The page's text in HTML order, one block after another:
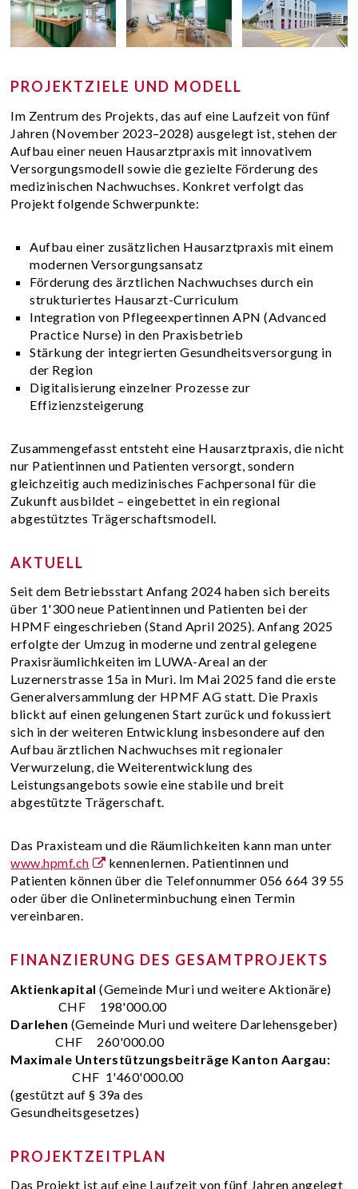
PROJEKTZIELE UND MODELL
Im Zentrum des Projekts, das auf eine Laufzeit von fünf
Jahren (November 2023–2028) ausgelegt ist, stehen der
Aufbau einer neuen Hausarztpraxis mit innovativem
Versorgungsmodell sowie die gezielte Förderung des
medizinischen Nachwuchses. Konkret verfolgt das
Projekt folgende Schwerpunkte:
Aufbau einer zusätzlichen Hausarztpraxis mit einem
modernen Versorgungsansatz
Förderung des ärztlichen Nachwuchses durch ein
strukturiertes Hausarzt-Curriculum
Integration von Pflegeexpertinnen APN (Advanced
Practice Nurse) in den Praxisbetrieb
Stärkung der integrierten Gesundheitsversorgung in
der Region
Digitalisierung einzelner Prozesse zur
Effizienzsteigerung
Zusammengefasst entsteht eine Hausarztpraxis, die nicht
nur Patientinnen und Patienten versorgt, sondern
gleichzeitig auch medizinisches Fachpersonal für die
Zukunft ausbildet – eingebettet in ein regional
abgestütztes Trägerschaftsmodell.
AKTUELL
Seit dem Betriebsstart Anfang 2024 haben sich bereits
über 1'300 neue Patientinnen und Patienten bei der
HPMF eingeschrieben (Stand April 2025). Anfang 2025
erfolgte der Umzug in moderne und zentral gelegene
Praxisräumlichkeiten im LUWA-Areal an der
Luzernerstrasse 15a in Muri. Im Mai 2025 fand die erste
Generalversammlung der HPMF AG statt. Die Praxis
blickt auf einen gelungenen Start zurück und fokussiert
sich in der weiteren Entwicklung insbesondere auf den
Aufbau ärztlichen Nachwuchses mit regionaler
Verwurzelung, die Weiterentwicklung des
Leistungsangebots sowie eine stabile und breit
abgestützte Trägerschaft.
Das Praxisteam und die Räumlichkeiten kann man unter
www.hpmf.ch
kennenlernen. Patientinnen und
Patienten können über die Telefonnummer 056 664 39 55
oder über die Onlineterminbuchung einen Termin
vereinbaren.
FINANZIERUNG DES GESAMTPROJEKTS
Aktienkapital(Gemeinde Muri und weitere Aktionäre)
CHF 198'000.00
Darlehen (Gemeinde Muri und weitere Darlehensgeber)
CHF 260'000.00
Maximale Unterstützungsbeiträge Kanton Aargau:
CHF 1'460'000.00
(gestützt auf § 39a des
Gesundheitsgesetzes)
PROJEKTZEITPLAN
Das Projekt ist auf eine Laufzeit von fünf Jahren angelegt